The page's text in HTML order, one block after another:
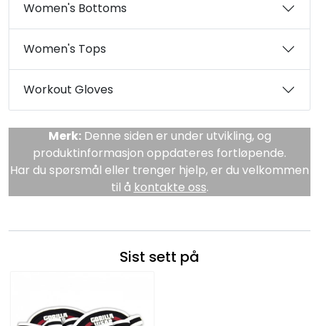
Women's Bottoms
Women's Tops
Workout Gloves
Merk:Denne siden er under utvikling, og
produktinformasjon oppdateres fortløpende.
Har du spørsmål eller trenger hjelp, er du velkommen
til å kontakte oss.
Sist sett på